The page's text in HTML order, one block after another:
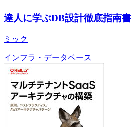
達人に学ぶDB設計徹底指南書
ミック
インフラ・データベース